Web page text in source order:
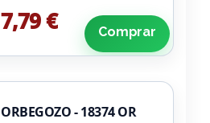
7,79 € Comprar
ORBEGOZO - 18374 OR